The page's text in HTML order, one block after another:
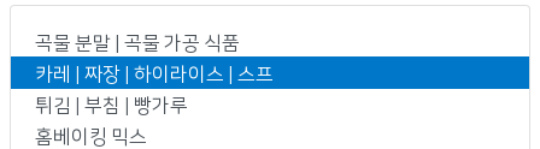
곡물 분말 | 곡물 가공 식품
카레 | 짜장 | 하이라이스 | 스프
튀김 | 부침 | 빵가루
홈베이킹 믹스